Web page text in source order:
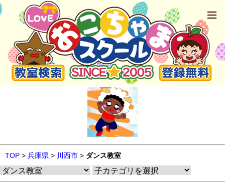
TOP > 兵庫県 > 川西市 > ダンス教室